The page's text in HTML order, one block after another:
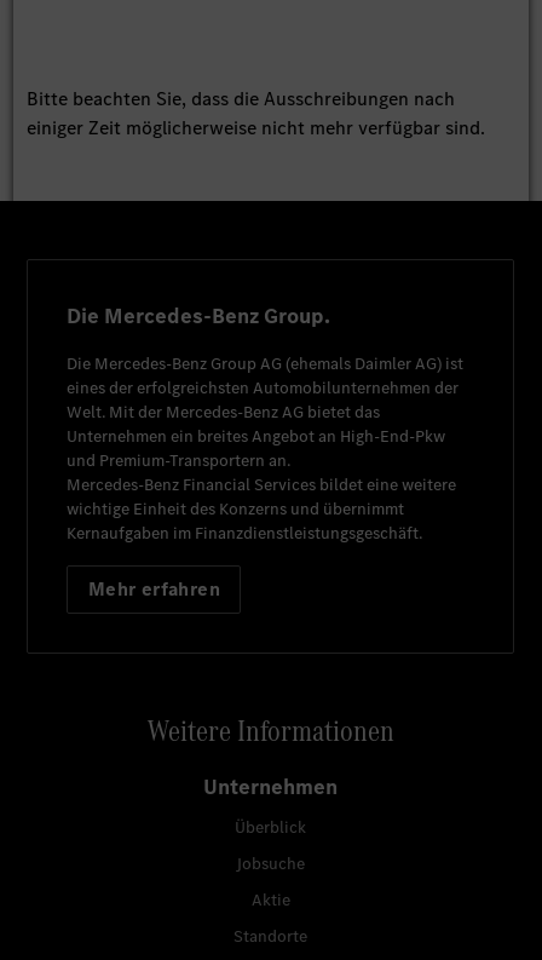
Bitte beachten Sie, dass die Ausschreibungen nach
einiger Zeit möglicherweise nicht mehr verfügbar sind.
Die Mercedes-Benz Group.
Die Mercedes-Benz Group AG (ehemals Daimler AG) ist
eines der erfolgreichsten Automobilunternehmen der
Welt. Mit der Mercedes-Benz AG bietet das
Unternehmen ein breites Angebot an High-End-Pkw
und Premium-Transportern an.
Mercedes-Benz Financial Services bildet eine weitere
wichtige Einheit des Konzerns und übernimmt
Kernaufgaben im Finanzdienstleistungsgeschäft.
Mehr erfahren
Weitere Informationen
Unternehmen
Überblick
Jobsuche
Aktie
Standorte